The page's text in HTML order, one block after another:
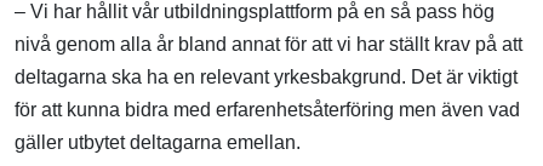
– Vi har hållit vår utbildningsplattform på en så pass hög
nivå genom alla år bland annat för att vi har ställt krav på att
deltagarna ska ha en relevant yrkesbakgrund. Det är viktigt
för att kunna bidra med erfarenhetsåterföring men även vad
gäller utbytet deltagarna emellan.